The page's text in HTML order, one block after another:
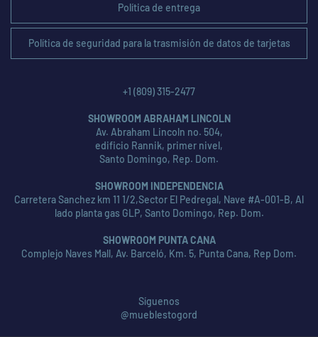
Política de entrega
Política de seguridad para la trasmisión de datos de tarjetas
+1 (809) 315-2477
SHOWROOM ABRAHAM LINCOLN
Av. Abraham Lincoln no. 504,
edificio Rannik, primer nivel,
Santo Domingo, Rep. Dom.
SHOWROOM INDEPENDENCIA
Carretera Sanchez km 11 1/2,Sector El Pedregal, Nave #A-001-B, Al
lado planta gas GLP, Santo Domingo, Rep. Dom.
SHOWROOM PUNTA CANA
Complejo Naves Mall, Av. Barceló, Km. 5, Punta Cana, Rep Dom.
Síguenos
@mueblestogord